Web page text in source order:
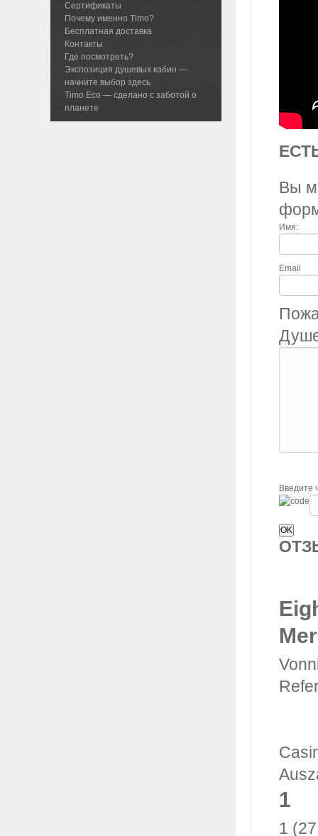
Вы
Имя:
Email
Введите
1
1
Сертификаты
Почему именно Timo?
Бесплатная доставка
Контакты
Где посмотреть?
Экспозиция душевых кабин —
начните выбор здесь
Timo Eco — сделано с заботой о
планете